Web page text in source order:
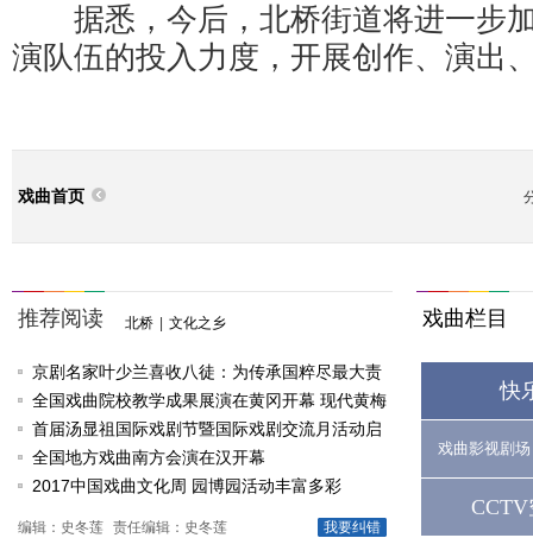
据悉，今后，北桥街道将进一步
演队伍的投入力度，开展创作、演出
戏曲首页
推荐阅读 北桥 文化之乡
京剧名家叶少兰喜收八徒：为传承国粹尽最大责
任
全国戏曲院校教学成果展演在黄冈开幕 现代黄梅
戏《槐花谣》倾情..
首届汤显祖国际戏剧节暨国际戏剧交流月活动启
动
全国地方戏曲南方会演在汉开幕
2017中国戏曲文化周 园博园活动丰富多彩
我要纠错
编辑：史冬莲 责任编辑：史冬莲
戏曲栏目
快
戏曲影视剧场